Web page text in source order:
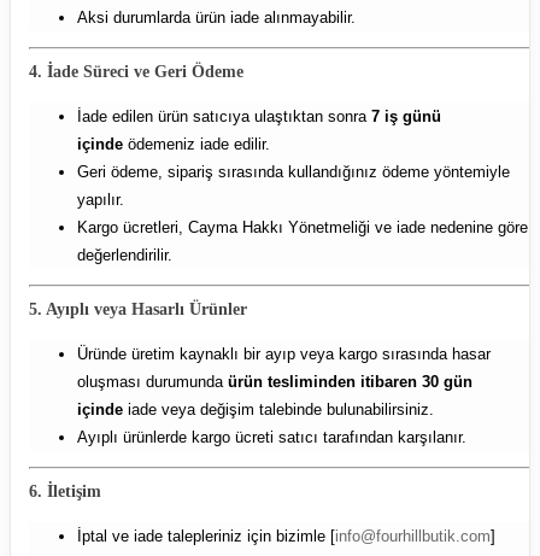
Aksi durumlarda ürün iade alınmayabilir.
4. İade Süreci ve Geri Ödeme
İade edilen ürün satıcıya ulaştıktan sonra 7 iş günü
içinde ödemeniz iade edilir.
Geri ödeme, sipariş sırasında kullandığınız ödeme yöntemiyle
yapılır.
Kargo ücretleri, Cayma Hakkı Yönetmeliği ve iade nedenine göre
değerlendirilir.
5. Ayıplı veya Hasarlı Ürünler
Üründe üretim kaynaklı bir ayıp veya kargo sırasında hasar
oluşması durumunda ürün tesliminden itibaren 30 gün
içinde iade veya değişim talebinde bulunabilirsiniz.
Ayıplı ürünlerde kargo ücreti satıcı tarafından karşılanır.
6. İletişim
İptal ve iade talepleriniz için bizimle [info@fourhillbutik.com]